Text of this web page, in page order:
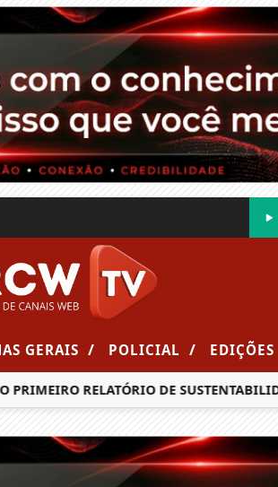
GERAIS / POLICIAL / EDIÇÕES
RELATÓRIO DE SUSTENTABILIDADE